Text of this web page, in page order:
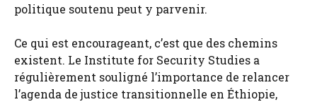
politique soutenu peut y parvenir.
Ce qui est encourageant, c’est que des chemins
existent. Le Institute for Security Studies a
régulièrement souligné l’importance de relancer
l’agenda de justice transitionnelle en Éthiopie,